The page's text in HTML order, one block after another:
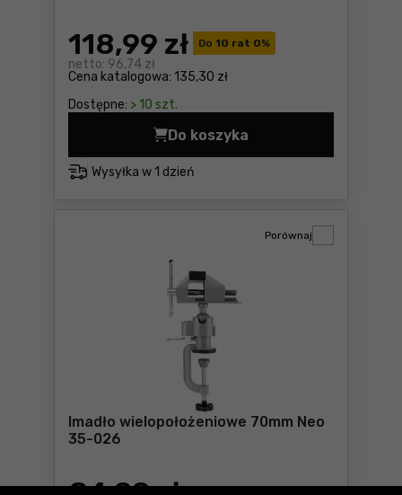
Do 10 rat 0%
Cena katalogowa: 135,30 zł
118,99 zł
netto: 96,74 zł
Dostępne: > 10 szt.
Wysyłka w 1 dzień
Do koszyka
Podpora teleskopowa 75-
Imadło wielopołożeniowe 70mm Neo
35-026
Porównaj